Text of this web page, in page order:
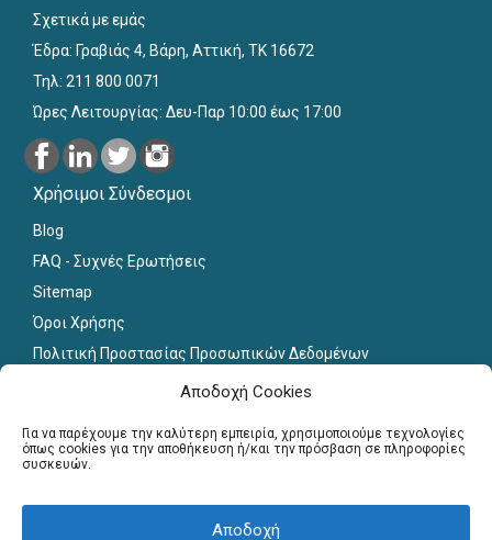
Αποδοχή Cookies
Για να παρέχουμε την καλύτερη εμπειρία, χρησιμοποιούμε τεχνολογίες
όπως cookies για την αποθήκευση ή/και την πρόσβαση σε πληροφορίες
συσκευών.
Αποδοχή
Σχετικά με εμάς
Έδρα: Γραβιάς 4, Βάρη, Αττική, ΤΚ 16672
Τηλ: 211 800 0071
Ώρες Λειτουργίας: Δευ-Παρ 10:00 έως 17:00
Χρήσιμοι Σύνδεσμοι
Blog
FAQ - Συχνές Ερωτήσεις
Sitemap
Όροι Χρήσης
Πολιτική Προστασίας Προσωπικών Δεδομένων
Για εκπαιδευτικούς
Εγγραφή